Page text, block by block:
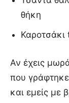
θήκη
Καροτσάκι
Αν έχεις
που
και εμείς με